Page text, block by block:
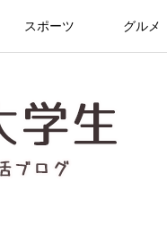
スポーツ グルメ